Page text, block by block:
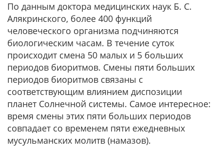
По данным доктора медицинских наук Б. С.
Алякринского, более 400 функций
человеческого организма подчиняются
биологическим часам. В течение суток
происходит смена 50 малых и 5 больших
периодов биоритмов. Смены пяти больших
периодов биоритмов связаны с
соответствующим влиянием диспозиции
планет Солнечной системы. Самое интересное:
время смены этих пяти больших периодов
совпадает со временем пяти ежедневных
мусульманских молитв (намазов).